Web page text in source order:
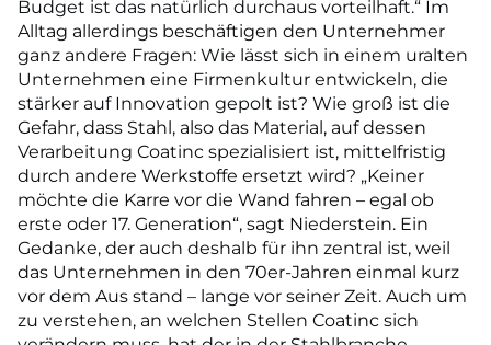
Budget ist das natürlich durchaus vorteilhaft.“ Im
Alltag allerdings beschäftigen den Unternehmer
ganz andere Fragen: Wie lässt sich in einem uralten
Unternehmen eine Firmenkultur entwickeln, die
stärker auf Innovation gepolt ist? Wie groß ist die
Gefahr, dass Stahl, also das Material, auf dessen
Verarbeitung Coatinc spezialisiert ist, mittelfristig
durch andere Werkstoffe ersetzt wird? „Keiner
möchte die Karre vor die Wand fahren – egal ob
erste oder 17. Generation“, sagt Niederstein. Ein
Gedanke, der auch deshalb für ihn zentral ist, weil
das Unternehmen in den 70er-Jahren einmal kurz
vor dem Aus stand – lange vor seiner Zeit. Auch um
zu verstehen, an welchen Stellen Coatinc sich